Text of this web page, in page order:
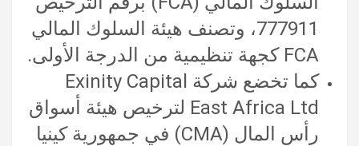
777911، وتصنف هيئة السلوك المالي
FCA كجهة تنظيمية من الدرجة الأولى.
كما تخضع شركة Exinity Capital
East Africa Ltd لترخيص هيئة أسواق
رأس المال (CMA) في جمهورية كينيا